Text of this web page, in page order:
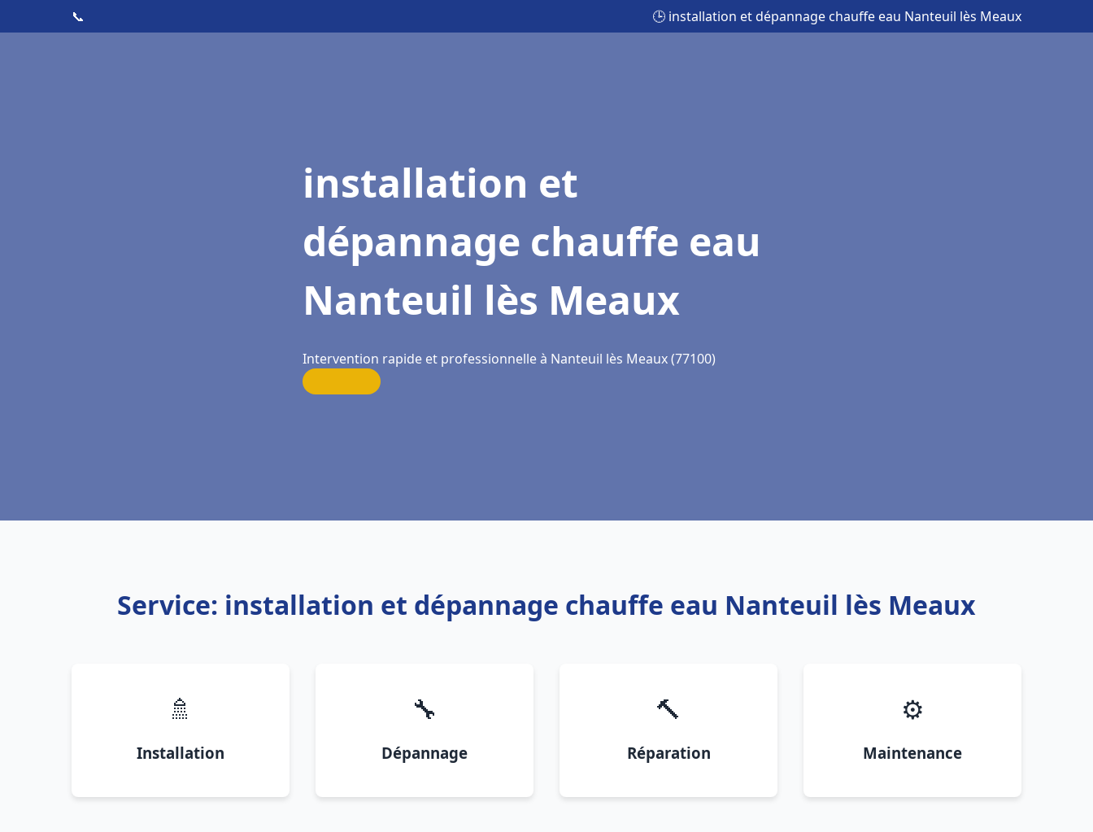
📞 🕒 installation et dépannage chauffe eau Nanteuil lès Meaux
installation et
dépannage chauffe eau
Nanteuil lès Meaux
Intervention rapide et professionnelle à Nanteuil lès Meaux (77100)
Service: installation et dépannage chauffe eau Nanteuil lès Meaux
🚿
Installation
🔧
Dépannage
🔨
Réparation
⚙️
Maintenance